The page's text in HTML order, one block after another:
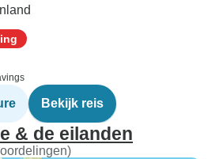
Bekijk reis
& de eilanden